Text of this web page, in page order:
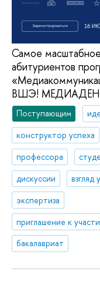
Самое
абитуриентов
ВШЭ! МЕДИАДЕНЬ
Поступающим
конструктор успеха
профессора
дискуссии
взгляд
экспертиза
приглашение к
бакалавриат